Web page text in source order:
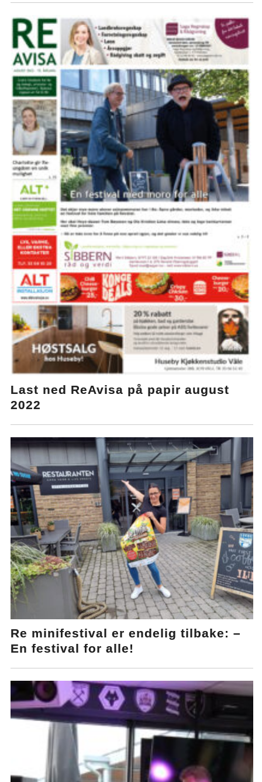
Last ned ReAvisa på papir august
2022
Re minifestival er endelig tilbake: –
En festival for alle!